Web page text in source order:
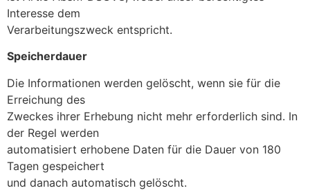
Interesse dem
Verarbeitungszweck entspricht.
Speicherdauer
Die Informationen werden gelöscht, wenn sie für die
Erreichung des
Zweckes ihrer Erhebung nicht mehr erforderlich sind. In
der Regel werden
automatisiert erhobene Daten für die Dauer von 180
Tagen gespeichert
und danach automatisch gelöscht.